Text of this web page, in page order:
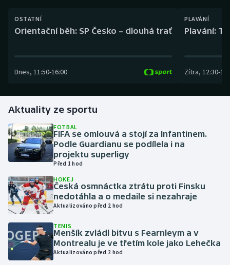
Curling
Golf
Gymnastika
Házená
Jezdectví
Judo
Krasobruslení
Lezení
OSTATNÍ
Orientační běh: SP Česko – dlouhá trať
Dnes, 11:50-16:00
PLAVÁNÍ
Plavání:
Zítra, 12:30-
Aktuality ze sportu
FOTBAL
FIFA se omlouvá a stojí za Infantinem.
Podle Guardianu se podílela i na
projektu superligy
Před 1 hod
HOKEJ
Česká osmnáctka ztrátu proti Finsku
nedotáhla a o medaile si nezahraje
Aktualizováno před 2 hod
TENIS
Menšík zvládl bitvu s Fearnleym a v
Montrealu je ve třetím kole jako Lehečka
Aktualizováno před 2 hod